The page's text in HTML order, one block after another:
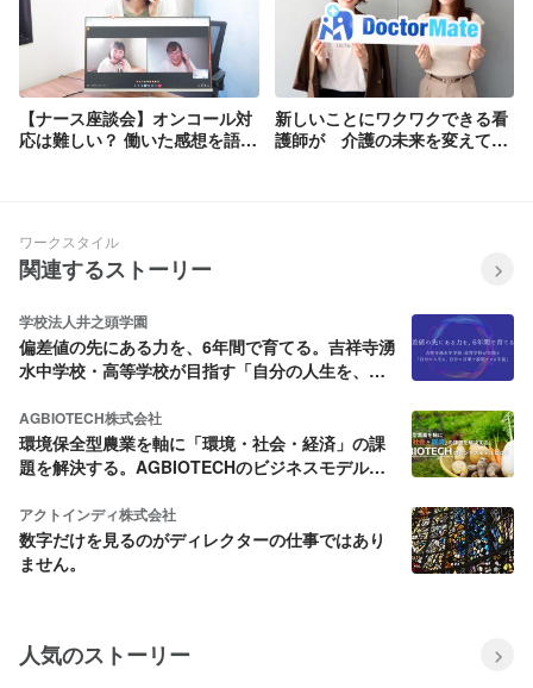
【ナース座談会】オンコール対
応は難しい？ 働いた感想を語り
新しいことにワクワクできる看
護師が 介護の未来を変えてい
ワークスタイル
関連するストーリー
学校法人井之頭学園
偏差値の先にある力を、6年間で育てる。吉祥寺湧
水中学校・高等学校が目指す「自分の人生を、自
AGBIOTECH株式会社
環境保全型農業を軸に「環境・社会・経済」の課
題を解決する。AGBIOTECHのビジネスモデルと
アクトインディ株式会社
数字だけを見るのがディレクターの仕事ではあり
ません。
人気のストーリー